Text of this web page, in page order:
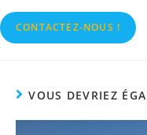
CONTACTEZ-NOUS !
VOUS DEVRIEZ